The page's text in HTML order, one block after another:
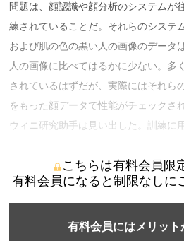
問題は、顔認識や顔分析のシステムが
練されていることだ。それらのシステ
および肌の色の黒い人の画像のデータ
人の画像に比べてはるかに少ない。多
されているはずだが、実際にはそれら
をもった顔データで性能がチェックさ
ウィニ研究助手は見い出した。訓練に用
こちらは有料会員限
有料会員になると制限なしに
有料会員にはメリット